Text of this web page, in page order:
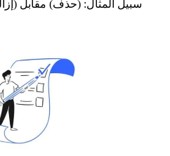
سبيل المثال: (حذف) مقابل